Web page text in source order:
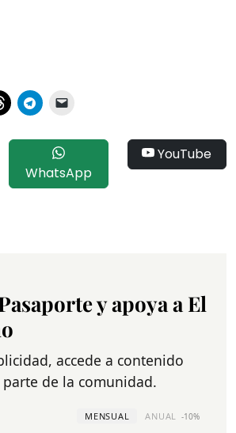
WhatsApp
YouTube
y apoya a El
accede a contenido
parte de la comunidad.
MENSUAL ANUAL -10%